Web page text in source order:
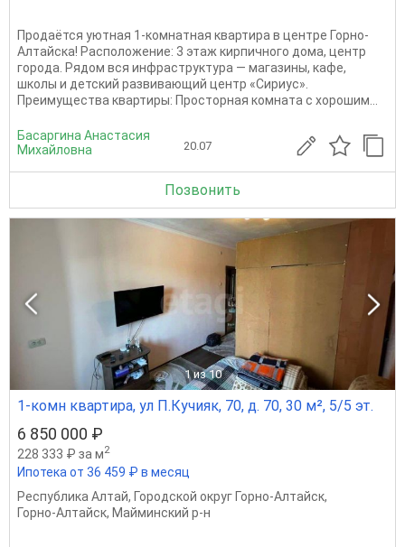
Продаётся уютная 1-комнатная квартира в центре Горно-
Алтайска! Расположение: 3 этаж кирпичного дома, центр
города. Рядом вся инфраструктура — магазины, кафе,
школы и детский развивающий центр «Сириус».
Преимущества квартиры: Просторная комната с хорошим...
Басаргина Анастасия
Михайловна
20.07
Позвонить
1 из 10
1-комн квартира, ул П.Кучияк, 70, д. 70, 30 м², 5/5 эт.
6 850 000 ₽
228 333 ₽ за м2
Ипотека от 36 459 ₽ в месяц
Республика Алтай, Городской округ Горно-Алтайск,
Горно-Алтайск, Майминский р-н